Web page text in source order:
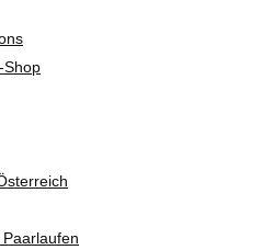
Shop